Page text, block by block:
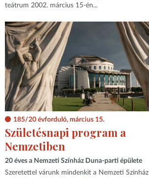
teátrum 2002. március 15-én...
185/20 évforduló, március 15.
Születésnapi program a
Nemzetiben
20 éves a Nemzeti Színház Duna-parti épülete
Szeretettel várunk mindenkit a Nemzeti Színház